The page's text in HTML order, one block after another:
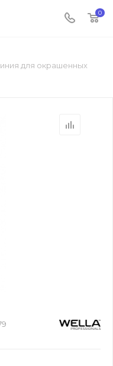
0
для окрашенных